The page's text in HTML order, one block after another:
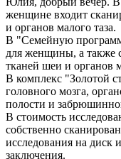
женщине входит
и органов малого таза.
В "Семейную
для женщины, а также
тканей шеи и органов
В комплекс "Золотой
головного мозга,
полости и
В стоимость
собственно
исследования на диск
заключения.